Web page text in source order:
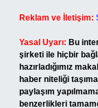
Reklam ve İletişim:
Yasal Uyarı: Bu
şirketi ile hiçbir
hazırladığımız
haber niteliği
paylaşım
benzerlikleri